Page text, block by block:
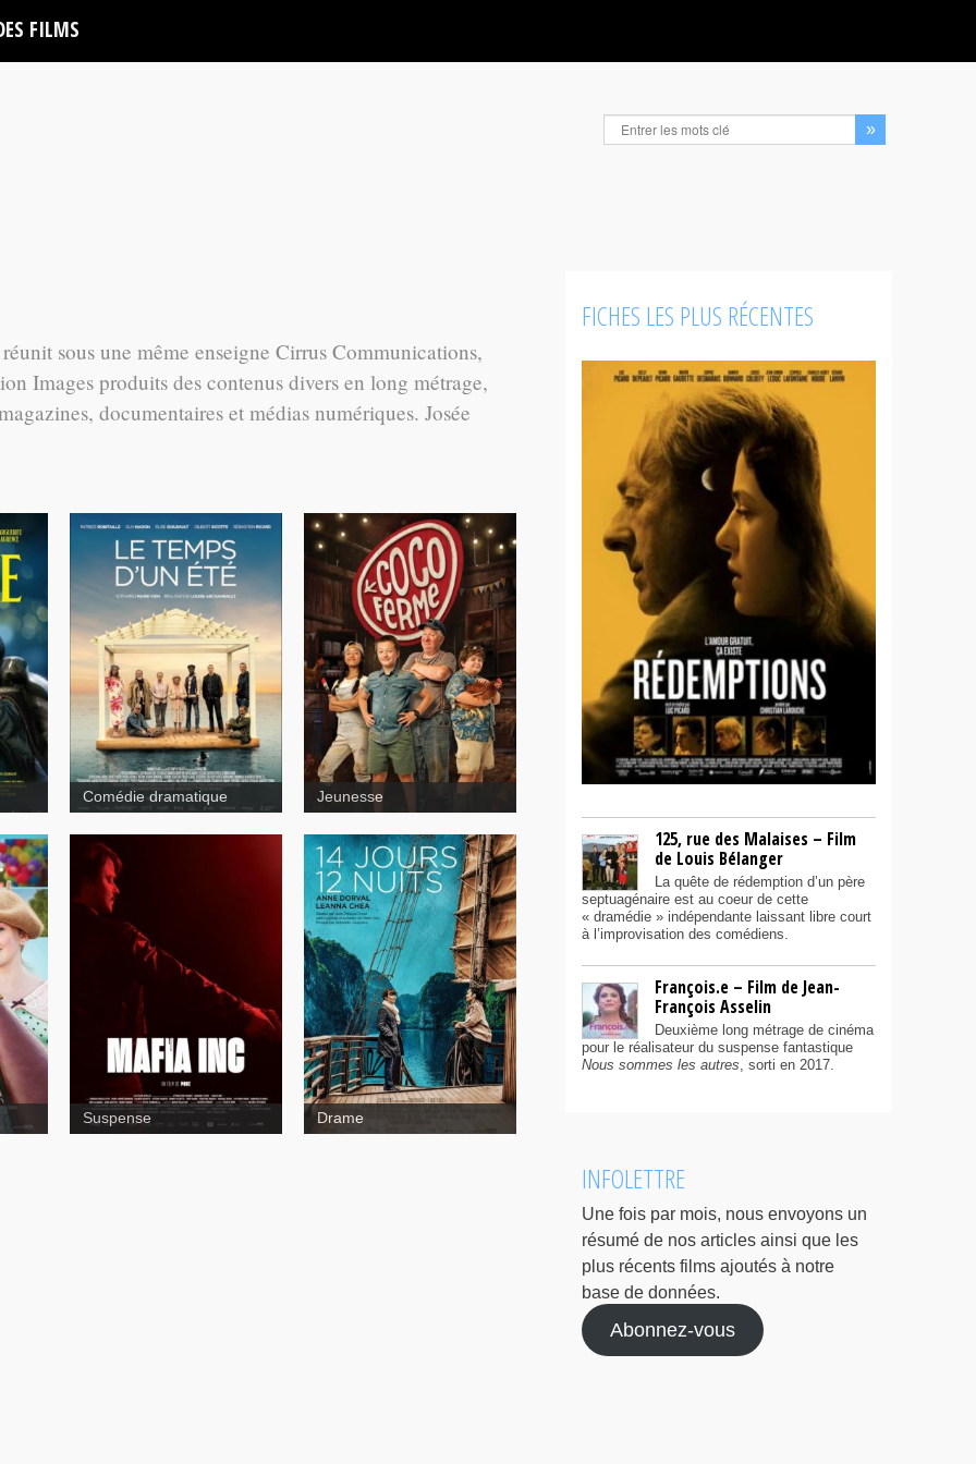
FILMS
sous une même enseigne Cirrus Communications,
Images produits des contenus divers en long métrage,
documentaires et médias numériques. Josée
et
Comédie dramatique
Contes pour
tous
Jeunesse
Suspense Drame
FICHES LES PLUS RÉCENTES
125, rue des Malaises – Film
de Louis Bélanger
La quête de rédemption d’un père
septuagénaire est au coeur de cette
« dramédie » indépendante laissant libre court
à l’improvisation des comédiens.
François.e – Film de Jean-
François Asselin
Deuxième long métrage de cinéma
pour le réalisateur du suspense fantastique
Nous sommes les autres, sorti en 2017.
INFOLETTRE
Une fois par mois, nous envoyons un
résumé de nos articles ainsi que les
plus récents films ajoutés à notre
base de données.
Abonnez-vous